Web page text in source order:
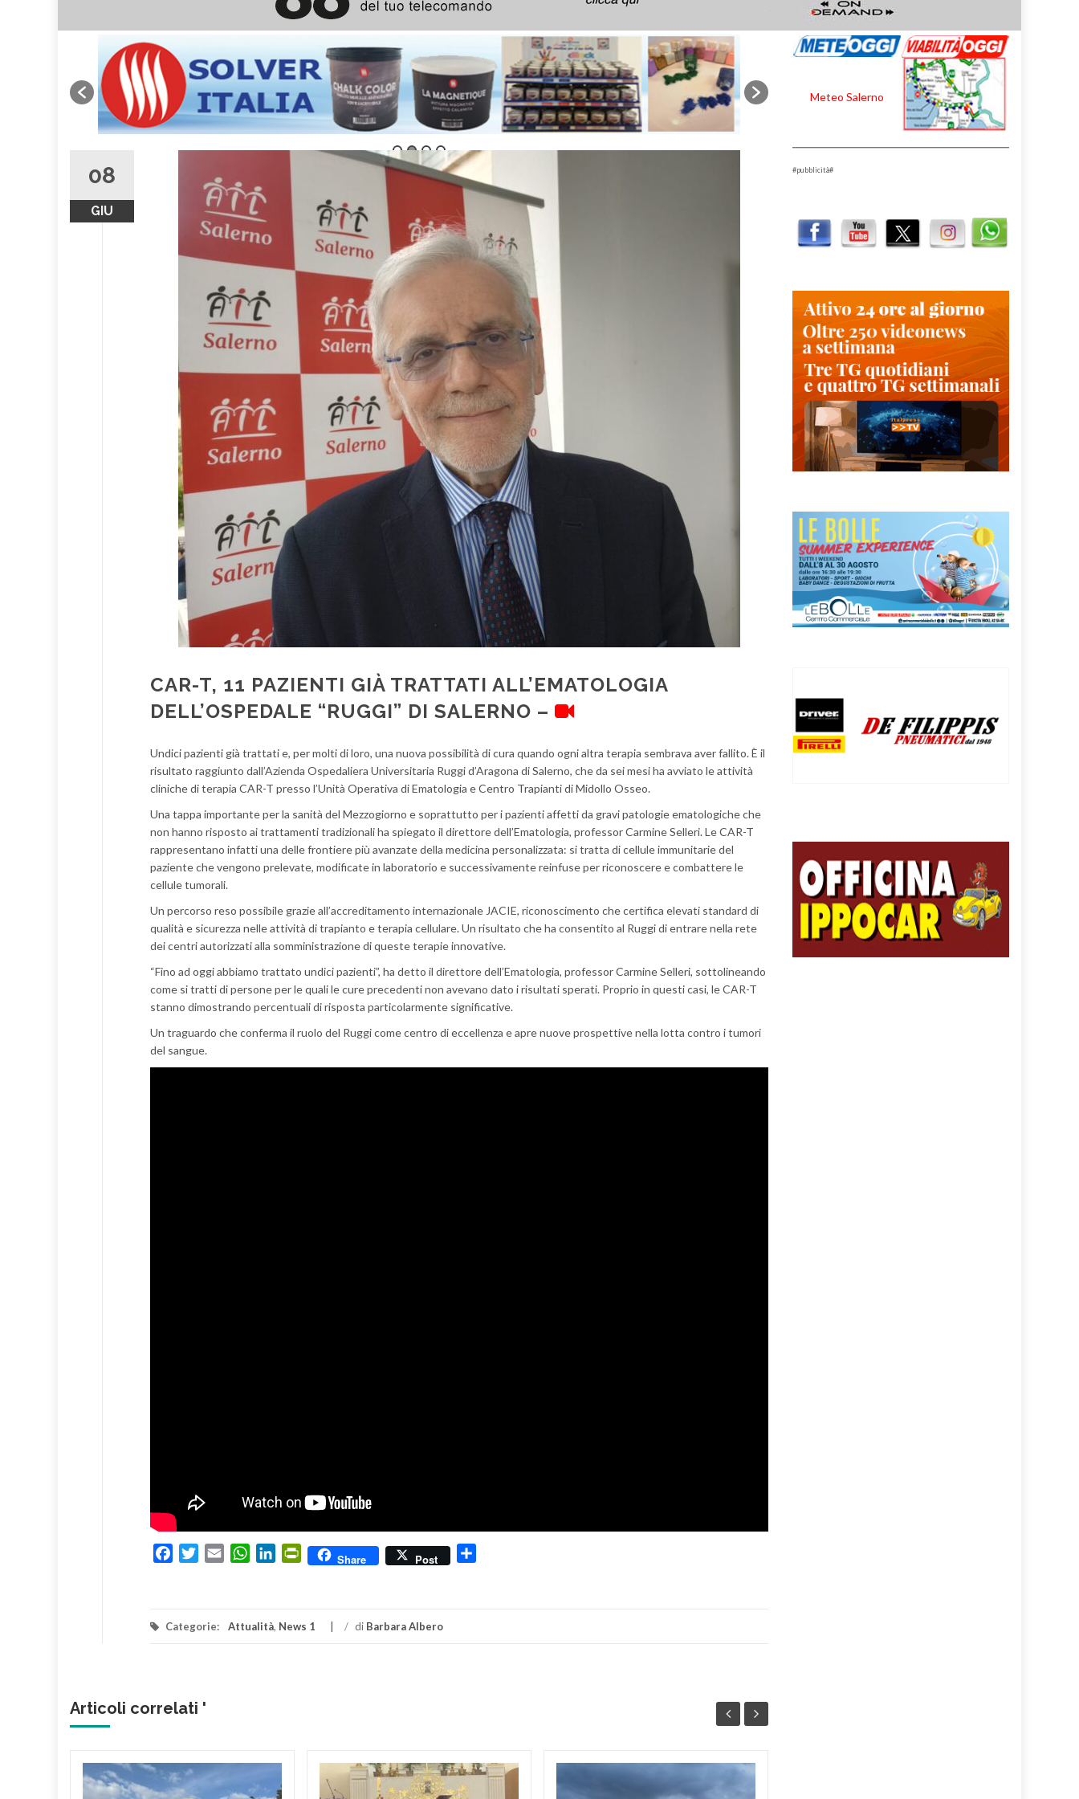
08
GIU
CAR-T, 11 PAZIENTI GIÀ TRATTATI ALL’EMATOLOGIA
DELL’OSPEDALE “RUGGI” DI SALERNO –
Undici pazienti già trattati e, per molti di loro, una nuova possibilità di cura quando ogni altra terapia sembrava aver fallito. È il
risultato raggiunto dall’Azienda Ospedaliera Universitaria Ruggi d’Aragona di Salerno, che da sei mesi ha avviato le attività
cliniche di terapia CAR-T presso l’Unità Operativa di Ematologia e Centro Trapianti di Midollo Osseo.
Una tappa importante per la sanità del Mezzogiorno e soprattutto per i pazienti affetti da gravi patologie ematologiche che
non hanno risposto ai trattamenti tradizionali ha spiegato il direttore dell’Ematologia, professor Carmine Selleri. Le CAR-T
rappresentano infatti una delle frontiere più avanzate della medicina personalizzata: si tratta di cellule immunitarie del
paziente che vengono prelevate, modificate in laboratorio e successivamente reinfuse per riconoscere e combattere le
cellule tumorali.
Un percorso reso possibile grazie all’accreditamento internazionale JACIE, riconoscimento che certifica elevati standard di
qualità e sicurezza nelle attività di trapianto e terapia cellulare. Un risultato che ha consentito al Ruggi di entrare nella rete
dei centri autorizzati alla somministrazione di queste terapie innovative.
“Fino ad oggi abbiamo trattato undici pazienti”, ha detto il direttore dell’Ematologia, professor Carmine Selleri, sottolineando
come si tratti di persone per le quali le cure precedenti non avevano dato i risultati sperati. Proprio in questi casi, le CAR-T
stanno dimostrando percentuali di risposta particolarmente significative.
Un traguardo che conferma il ruolo del Ruggi come centro di eccellenza e apre nuove prospettive nella lotta contro i tumori
del sangue.
FacebookTwitterEmail WhatsApp
LinkedInPrintFriendly
Share Post
Categorie: Attualità, News 1 / di Barbara Albero
Articoli correlati '
Meteo Salerno
#pubblicità#